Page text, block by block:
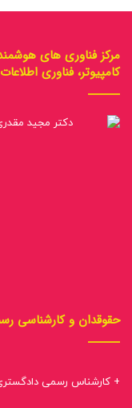
مرکز فناوری های
کامپیوتر، فناوری
حقوقدان و کارشناسی
+ کارشناس رسمی دادگستری